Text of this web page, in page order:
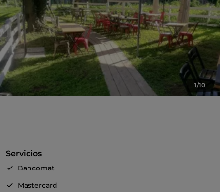
1/10
Servicios
Bancomat
Mastercard